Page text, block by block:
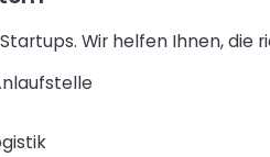
Wir helfen Ihnen, die